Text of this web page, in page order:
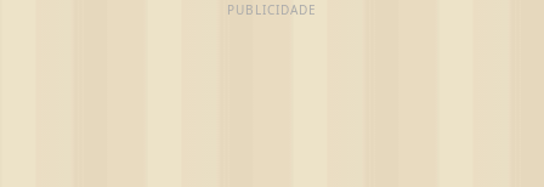
PUBLICIDADE